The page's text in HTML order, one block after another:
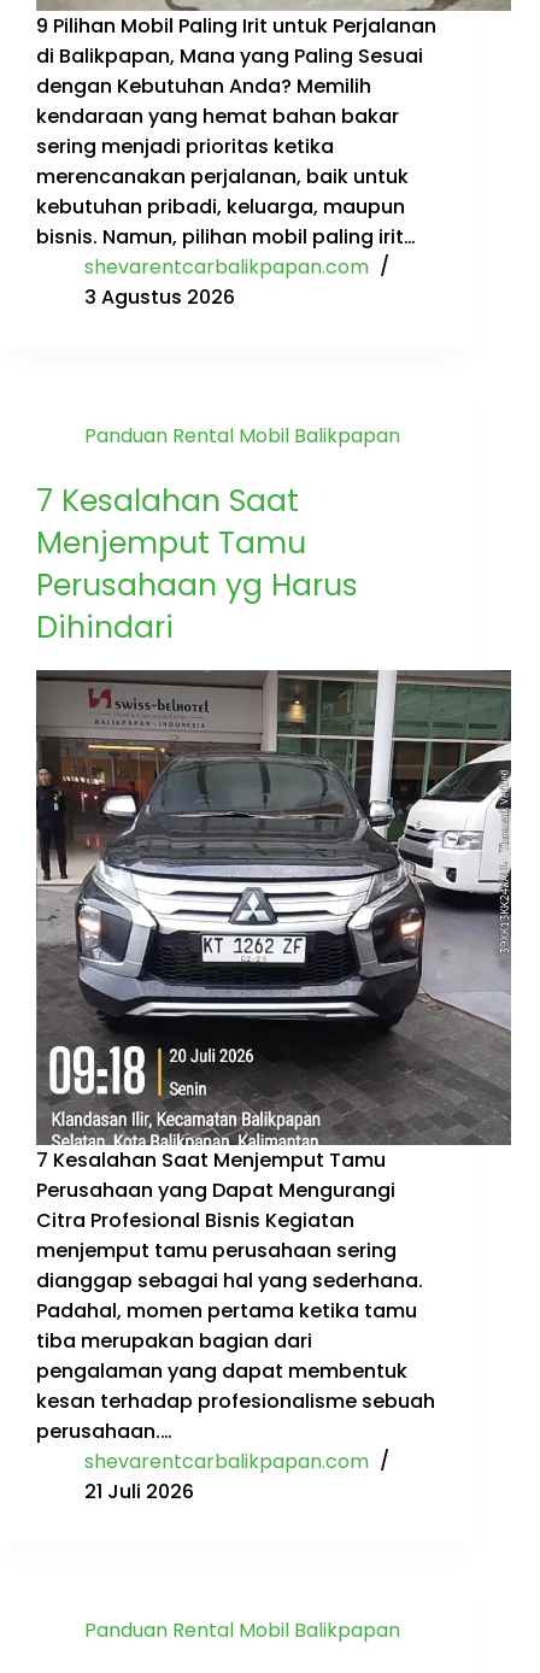
9 Pilihan Mobil Paling Irit untuk Perjalanan
di Balikpapan, Mana yang Paling Sesuai
dengan Kebutuhan Anda? Memilih
kendaraan yang hemat bahan bakar
sering menjadi prioritas ketika
merencanakan perjalanan, baik untuk
kebutuhan pribadi, keluarga, maupun
bisnis. Namun, pilihan mobil paling irit…
shevarentcarbalikpapan.com
3 Agustus 2026
Panduan Rental Mobil Balikpapan
7 Kesalahan Saat
Menjemput Tamu
Perusahaan yg Harus
Dihindari
7 Kesalahan Saat Menjemput Tamu
Perusahaan yang Dapat Mengurangi
Citra Profesional Bisnis Kegiatan
menjemput tamu perusahaan sering
dianggap sebagai hal yang sederhana.
Padahal, momen pertama ketika tamu
tiba merupakan bagian dari
pengalaman yang dapat membentuk
kesan terhadap profesionalisme sebuah
perusahaan.…
shevarentcarbalikpapan.com
21 Juli 2026
Panduan Rental Mobil Balikpapan